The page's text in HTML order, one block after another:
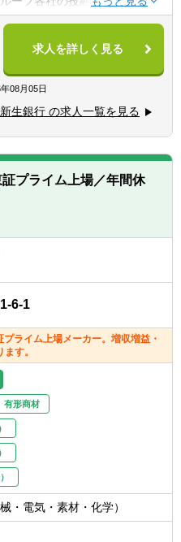
キル】
知見
くは金融業）での決算業務経
高度な専門知識と業務経験を
造詣を有する方
業務に積極的に取り組んでい
での対応
等開示書類の作成
HD：IFRS適用会社）のため
応（IFRS調整用データ作成
ープ自身におけるIFRS導入は
いて】
理部は、同行及びグループ会
の各種報告を主な業務とし、
会計基準推進室、総括、税
ます。
イム制適用部署であり、柔軟
です。（コアタイム11:00～
求人を詳しく見る
08月05日
生銀行 の求人一覧を見る
証プライム上場／年間休
6-1
ライム上場メーカー。増収増益・
す。
有形商材
・電気・素材・化学）